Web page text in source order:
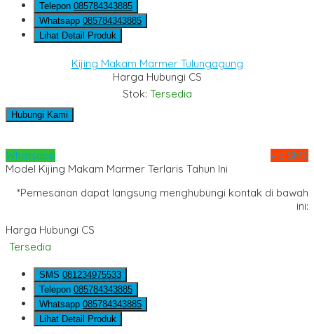
Telepon 085784343885
Whatsapp 085784343885
Lihat Detail Produk
Kijing Makam Marmer Tulungagung
Harga Hubungi CS
Stok: Tersedia
Hubungi Kami
Whatsapp
via SMS
Model Kijing Makam Marmer Terlaris Tahun Ini
*Pemesanan dapat langsung menghubungi kontak di bawah
ini:
Harga Hubungi CS
Tersedia
SMS 081234975533
Telepon 085784343885
Whatsapp 085784343885
Lihat Detail Produk